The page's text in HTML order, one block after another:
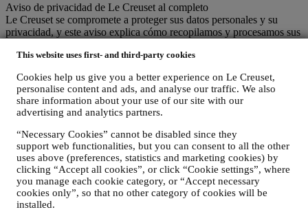
This website uses first- and third-party cookies
Cookies help us give you a better experience on Le Creuset,
personalise content and ads, and analyse our traffic. We also
share information about your use of our site with our
advertising and analytics partners.
“Necessary Cookies” cannot be disabled since they
support web functionalities, but you can consent to all the other
uses above (preferences, statistics and marketing cookies) by
clicking “Accept all cookies”, or click “Cookie settings”, where
you manage each cookie category, or “Accept necessary
cookies only”, so that no other category of cookies will be
installed.
Aviso de privacidad de Le Creuset al completo
Le Creuset se compromete a proteger sus datos personales y su
privacidad, y este aviso explica cómo recopilamos y procesamos sus
de protección de datos (incluida la Normativa General de Protección
aplicable en su país, territorio o ubicación (las "Leyes de protección
de datos").
1. ¿CUÁNDO Y QUE TIPO DE INFORMACIÓN RECOPILAMOS DE
USTED?
"Datos personales" se refiere a cualquier información relacionada
con usted y que nos permita identificarlo, ya sea directamente o en
combinación con otra información.
Niños: Este sitio web no está destinado a niños y no recopilamos a
sabiendas datos relacionados con niños.
Podemos recopilar datos personales de usted cuando utiliza nuestro
sitio web (el "Sitio web"), registrar una cuenta de Le Creuset,